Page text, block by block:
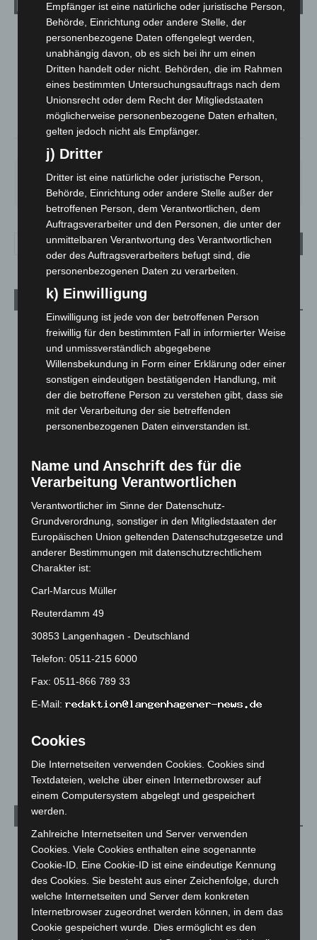
LANGENHAGEN
Bedeckt
20.9°C °
20.1 °
74%
MO.
27°
DI.
24°
MI.
26°
DO.
30° 28
Aktuelle Beiträge
Kunst trifft Weingenuss: Barbara-Susann Mehring zeigt ihre
Werke im Jacques’ Wein-Depot Isernhagen
A2: Zweite Turbobaustelle startet zwischen Hannover-West
und Bothfeld
8. August 2026
Waldbrandeinsatz aus Spanien zurück
7. August 2026
Hannover: Erste Tigermücken-Population in Niedersachsen
entdeckt
7. August 2026
Brand im „Haus der Begegnung“ in Neuwarmbüchen schnell
6. August 2026
Roten Kreuz
Mann läuft mit Hockeyschläger über A7 – Polizei sucht
5. August 2026
Celle: Mensch stirbt bei Bagger-Unfall auf Baustelle
Kategorien
Blaulicht
Corona-News
Hannover und Region
Langenhagen und Ortsteile
3.252
Leserbriefe
Empfänger ist eine natürliche oder juristische Person,
Behörde, Einrichtung oder andere Stelle, der
personenbezogene Daten offengelegt werden,
unabhängig davon, ob es sich bei ihr um einen
Dritten handelt oder nicht. Behörden, die im Rahmen
eines bestimmten Untersuchungsauftrags nach dem
Unionsrecht oder dem Recht der Mitgliedstaaten
möglicherweise personenbezogene Daten erhalten,
gelten jedoch nicht als Empfänger.
j) Dritter
Dritter ist eine natürliche oder juristische Person,
Behörde, Einrichtung oder andere Stelle außer der
betroffenen Person, dem Verantwortlichen, dem
Auftragsverarbeiter und den Personen, die unter der
unmittelbaren Verantwortung des Verantwortlichen
oder des Auftragsverarbeiters befugt sind, die
personenbezogenen Daten zu verarbeiten.
k) Einwilligung
Einwilligung ist jede von der betroffenen Person
freiwillig für den bestimmten Fall in informierter Weise
und unmissverständlich abgegebene
Willensbekundung in Form einer Erklärung oder einer
sonstigen eindeutigen bestätigenden Handlung, mit
der die betroffene Person zu verstehen gibt, dass sie
mit der Verarbeitung der sie betreffenden
personenbezogenen Daten einverstanden ist.
Name und Anschrift des für die
Verarbeitung Verantwortlichen
Verantwortlicher im Sinne der Datenschutz-
Grundverordnung, sonstiger in den Mitgliedstaaten der
Europäischen Union geltenden Datenschutzgesetze und
anderer Bestimmungen mit datenschutzrechtlichem
Charakter ist:
Carl-Marcus Müller
Reuterdamm 49
30853 Langenhagen - Deutschland
Telefon: 0511-215 6000
Fax: 0511-866 789 33
E-Mail:
Cookies
Die Internetseiten verwenden Cookies. Cookies sind
Textdateien, welche über einen Internetbrowser auf
einem Computersystem abgelegt und gespeichert
werden.
Zahlreiche Internetseiten und Server verwenden
Cookies. Viele Cookies enthalten eine sogenannte
Cookie-ID. Eine Cookie-ID ist eine eindeutige Kennung
des Cookies. Sie besteht aus einer Zeichenfolge, durch
welche Internetseiten und Server dem konkreten
Internetbrowser zugeordnet werden können, in dem das
Cookie gespeichert wurde. Dies ermöglicht es den